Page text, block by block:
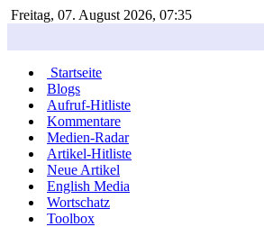
Freitag, 07. August 2026, 07:35
Startseite
Blogs
Aufruf-Hitliste
Kommentare
Medien-Radar
Artikel-Hitliste
Neue Artikel
English Media
Wortschatz
Toolbox